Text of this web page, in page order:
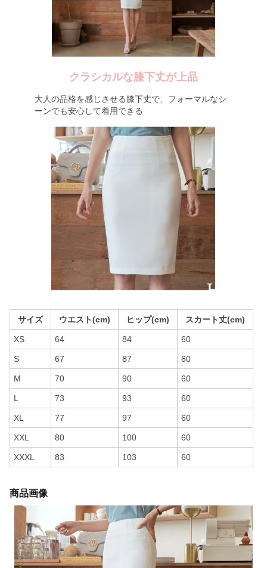
クラシカルな膝下丈が上品
大人の品格を感じさせる膝下丈で、フォーマルなシ
ーンでも安心して着用できる
サイズ ウエスト(cm) ヒップ(cm) スカート丈(cm)
XS 64 84 60
S 67 87 60
M 70 90 60
L 73 93 60
XL 77 97 60
XXL 80 100 60
XXXL 83 103 60
商品画像